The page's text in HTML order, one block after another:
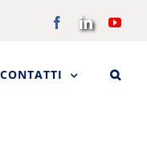
FacebookLinkedIn
CONTATTI